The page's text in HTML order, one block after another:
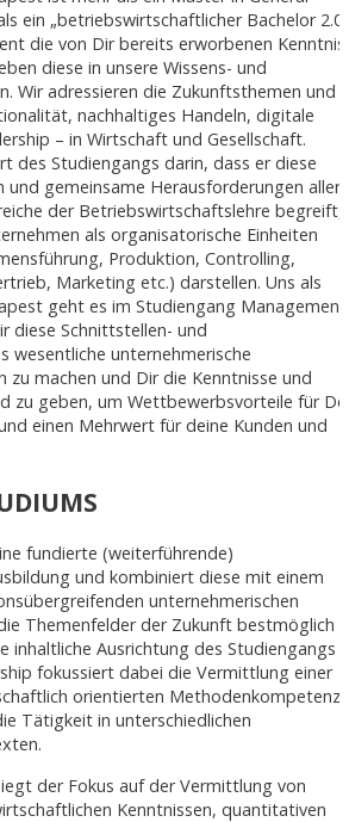
ein „betriebswirtschaftlicher Bachelor
die von Dir bereits erworbenen
diese in unsere Wissens- und
Wir adressieren die Zukunftsthemen und
nachhaltiges Handeln, digitale
– in Wirtschaft und Gesellschaft.
des Studiengangs darin, dass er diese
und gemeinsame Herausforderungen aller
der Betriebswirtschaftslehre begreift,
als organisatorische Einheiten
Produktion, Controlling,
Marketing etc.) darstellen. Uns als
geht es im Studiengang Management
diese Schnittstellen- und
wesentliche unternehmerische
machen und Dir die Kenntnisse und
zu geben, um Wettbewerbsvorteile für
einen Mehrwert für deine Kunden und
fundierte (weiterführende)
und kombiniert diese mit einem
unternehmerischen
Themenfelder der Zukunft bestmöglich
inhaltliche Ausrichtung des Studiengangs
fokussiert dabei die Vermittlung einer
orientierten Methodenkompetenz
Tätigkeit in unterschiedlichen
der Fokus auf der Vermittlung von
Kenntnissen, quantitativen